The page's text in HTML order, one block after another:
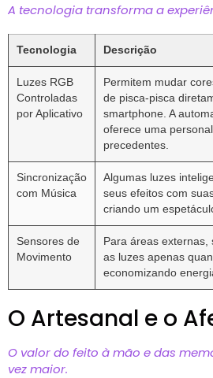
A tecnologia transforma a
Tecnologia Descrição
Luzes RGB
Controladas
por Aplicativo
Permitem mudar
de pisca-pisca
smartphone. A
oferece uma
precedentes.
Sincronização
com Música
Algumas luzes
seus efeitos com
criando um
Sensores de
Movimento
Para áreas
as luzes apenas
economizando
O Artesanal e o
O valor do feito à mão e das
vez maior.